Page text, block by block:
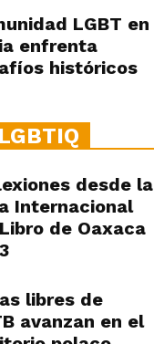
LGBT en
enfrenta
históricos
desde la
Internacional
de Oaxaca
libres de
avanzan en el